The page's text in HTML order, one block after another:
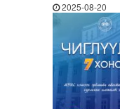
2025-08-20